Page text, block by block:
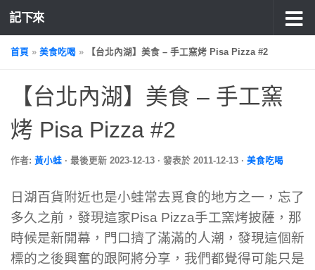
記下來
首頁 » 美食吃喝 » 【台北內湖】美食 – 手工窯烤 Pisa Pizza #2
【台北內湖】美食 – 手工窯
烤 Pisa Pizza #2
作者: 黃小蛙 · 最後更新 2023-12-13 · 發表於 2011-12-13 · 美食吃喝
日湖百貨附近也是小蛙常去覓食的地方之一，忘了
多久之前，發現這家Pisa Pizza手工窯烤披薩，那
時候是新開幕，門口擠了滿滿的人潮，發現這個新
標的之後興奮的跟阿將分享，我們都覺得可能只是